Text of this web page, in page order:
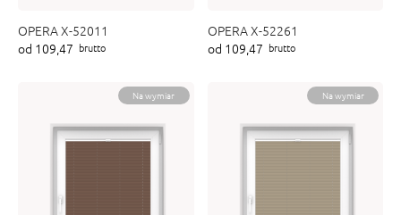
OPERA X-52011
od 109,47 brutto
OPERA X-52261
od 109,47 brutto
Na wymiar Na wymiar